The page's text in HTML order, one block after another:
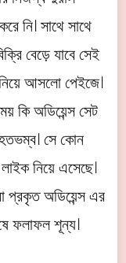
নি। সাথে সাথে
বেড়ে যাবে সেই
আসলো পেইজে।
কি অডিয়েন্স সেট
সে কোন
নিয়ে এসেছে।
প্রকৃত অডিয়েন্স এর
ফলাফল শূন্য।